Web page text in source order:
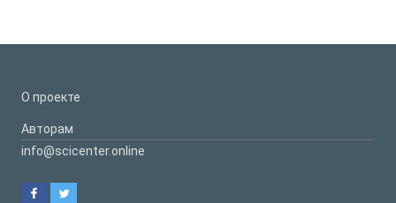
О проекте
Авторам
info@scicenter.online